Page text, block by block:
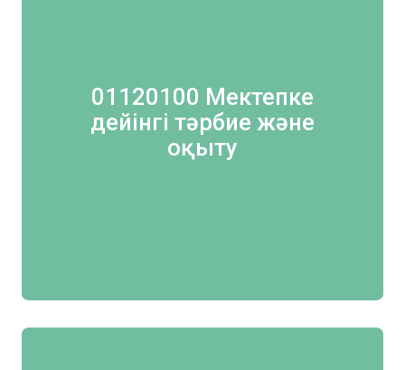
01120100 Мектепке
дейінгі тәрбие және
оқыту